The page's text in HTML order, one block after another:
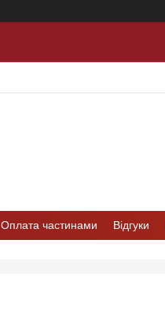
Оплата частинами Відгуки